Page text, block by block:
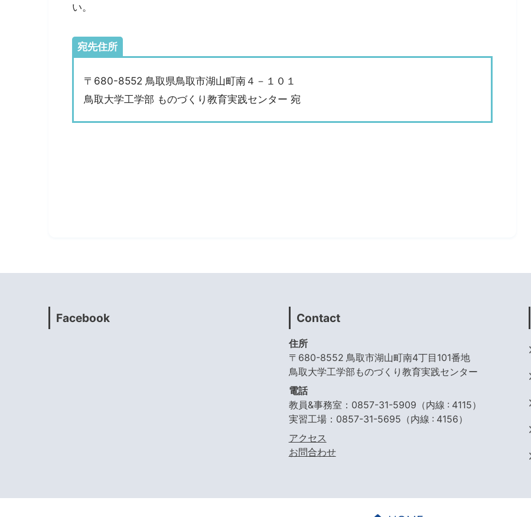
い。
宛先住所
〒680-8552 鳥取県鳥取市湖山町南４－１０１
鳥取大学工学部 ものづくり教育実践センター 宛
Facebook Contact
住所
〒680-8552 鳥取市湖山町南4丁目101番地
鳥取大学工学部ものづくり教育実践センター
電話
教員&事務室：0857-31-5909（内線 : 4115）
実習工場：0857-31-5695（内線 : 4156）
アクセス
お問合わせ